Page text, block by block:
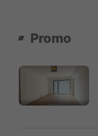
Promo